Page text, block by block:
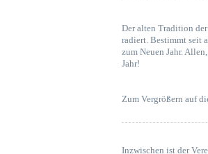
Der alten Tradition
radiert. Bestimmt seit
zum Neuen Jahr.
Jahr!
Zum Vergrößern auf
Inzwischen ist der